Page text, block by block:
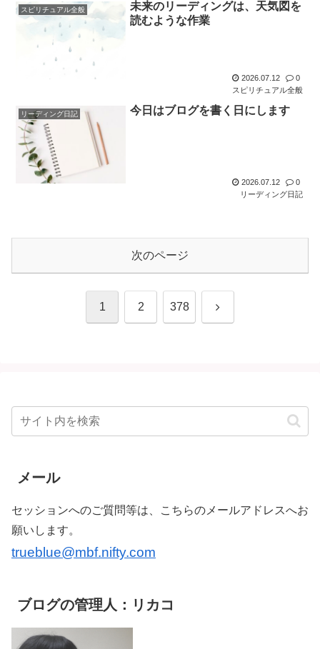
スピリチュアル全般
未来のリーディングは、天気図を
読むような作業
2026.07.12
0
スピリチュアル全般
リーディング日記 今日はブログを書く日にします
2026.07.12
0
リーディング日記
次のページ
1 2 378 次
メール
セッションへのご質問等は、こちらのメールアドレスへお
願いします。
trueblue@mbf.nifty.com
ブログの管理人：リカコ